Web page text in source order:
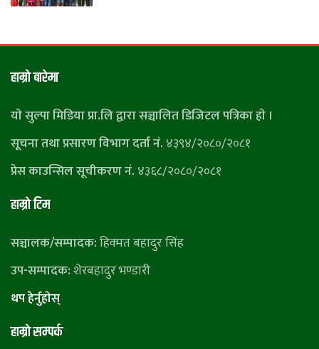
हाम्राे बारेमा
याे सुल्पा मिडिया प्रा.लि द्वारा सञ्चालित डिजिटल पत्रिका हाे ।
सूचना तथा प्रसारण विभाग दर्ता नं. ४३९४/२०८०/२०८१
प्रेस काउन्सिल सूचीकरण नं. ४३६८/२०८०/२०८१
हाम्राे टिम
सञ्चालक/सम्पादक:हिक्मत बहादुर सिंह
उप-सम्पादक:शेरबहादुर भण्डारी
थप हेर्नुहाेस्
हाम्राे सम्पर्क